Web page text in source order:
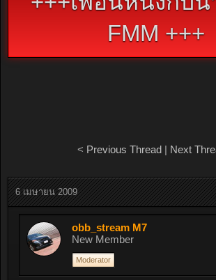
FMM +++
< Previous Thread| Next
6 เมษายน 2009
obb_stream M7
New Member
Moderator